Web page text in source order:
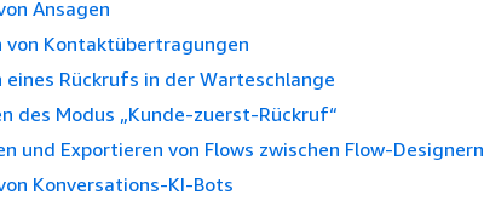
Ansagen
von Kontaktübertragungen
eines Rückrufs in der Warteschlange
des Modus „Kunde-zuerst-Rückruf“
und Exportieren von Flows zwischen Flow-Designern
Konversations-KI-Bots